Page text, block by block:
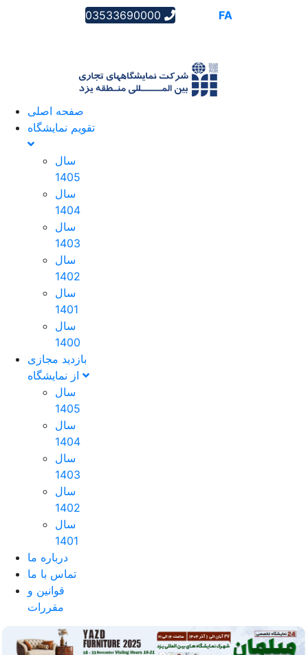
03533690000 FA
صفحه اصلی
تقویم نمایشگاه
سال
1405
سال
1404
سال
1403
سال
1402
سال
1401
سال
1400
بازدید مجازی
سال
1405
سال
1404
سال
1403
سال
1402
سال
1401
درباره ما
تماس با ما
قوانین و
مقررات